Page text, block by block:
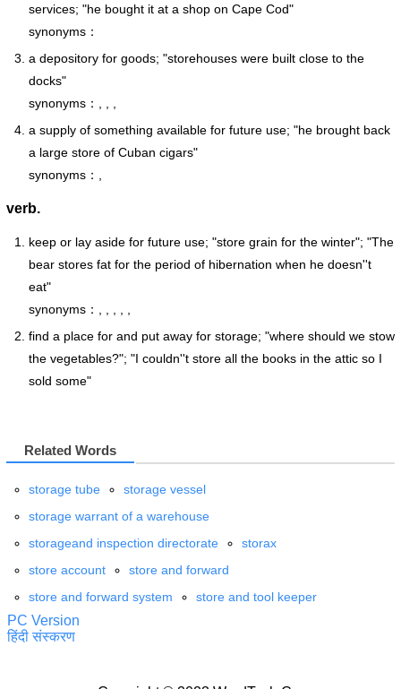
services; "he bought it at a shop on Cape Cod"
synonyms：
a depository for goods; "storehouses were built close to the
docks"
synonyms：, , ,
a supply of something available for future use; "he brought back
a large store of Cuban cigars"
synonyms：,
verb.
keep or lay aside for future use; "store grain for the winter"; "The
bear stores fat for the period of hibernation when he doesn''t
eat"
synonyms：, , , , ,
find a place for and put away for storage; "where should we stow
the vegetables?"; "I couldn''t store all the books in the attic so I
sold some"
Related Words
storage tube
storage vessel
storage warrant of a warehouse
storageand inspection directorate
storax
store account
store and forward
store and forward system
store and tool keeper
PC Version
हिंदी संस्करण